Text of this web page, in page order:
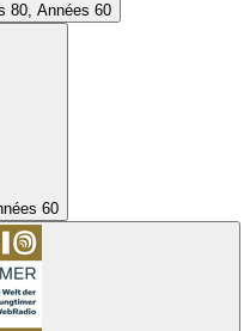
80, Années 60
60